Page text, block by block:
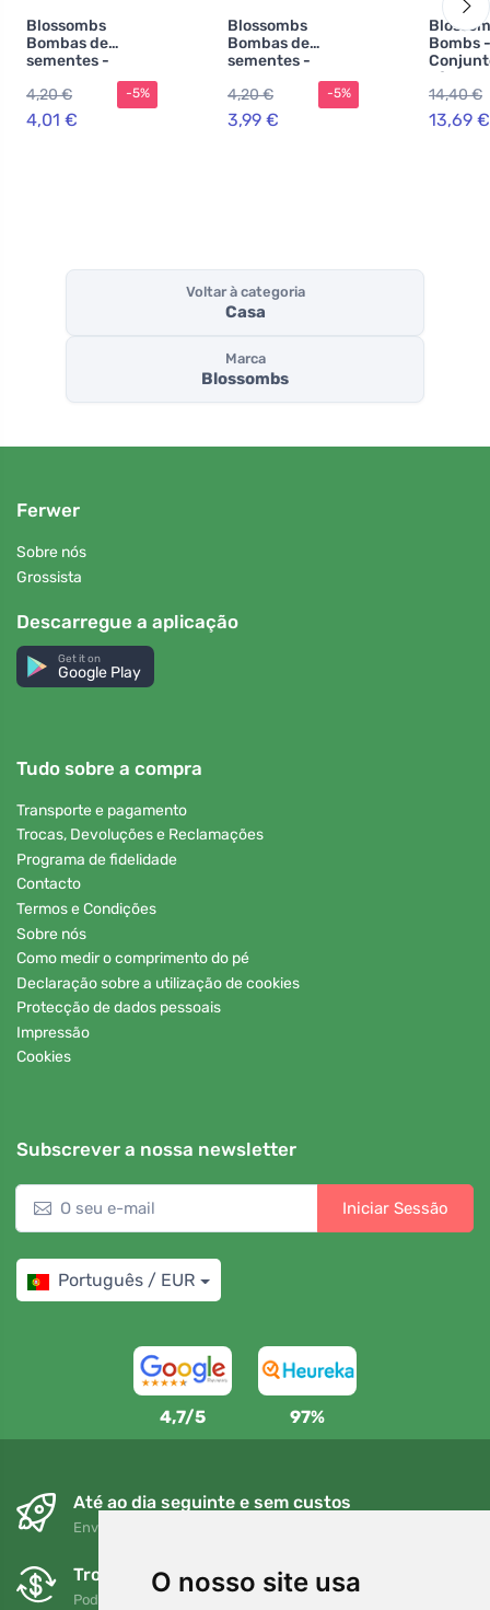
O nosso site usa
Blossombs
Bombas de
sementes -
Pequena prenda
para professores
- Flores (2 unid.)
4,20 €
4,01 €
-5%
Blossombs
Bombas de
sementes -
Pequena prenda
para professores
- Coelhinho (2
peças)
4,20 €
3,99 €
-5%
Bombs -
oferta
"Para a
mãe" (9
Prenda
14,40 €
13,69 €
Voltar à categoria
Casa
Marca
Blossombs
Ferwer
Sobre nós
Grossista
Descarregue a aplicação
Get it on
Google Play
Tudo sobre a compra
Transporte e pagamento
Trocas, Devoluções e Reclamações
Programa de fidelidade
Contacto
Termos e Condições
Sobre nós
Como medir o comprimento do pé
Declaração sobre a utilização de cookies
Protecção de dados pessoais
Impressão
Cookies
Subscrever a nossa newsletter
Iniciar Sessão
Português / EUR
4,7/5 97%
Até ao dia seguinte e sem custos
Envio gratuito para encomendas superiores a 80 EUR
Trocas e devoluções gratuitas
Pode devolver ou trocar a sua encomenda em qualquer